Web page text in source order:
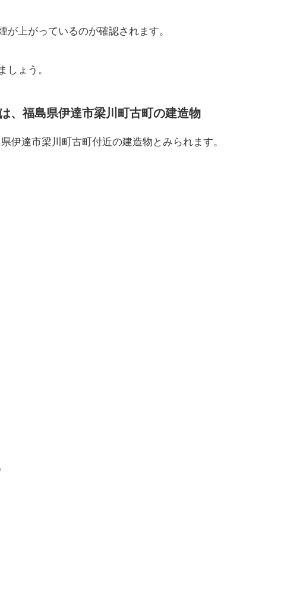
上がっているのが確認されます。
しょう。
、福島県伊達市梁川町古町の建造物
伊達市梁川町古町付近の建造物とみられます。